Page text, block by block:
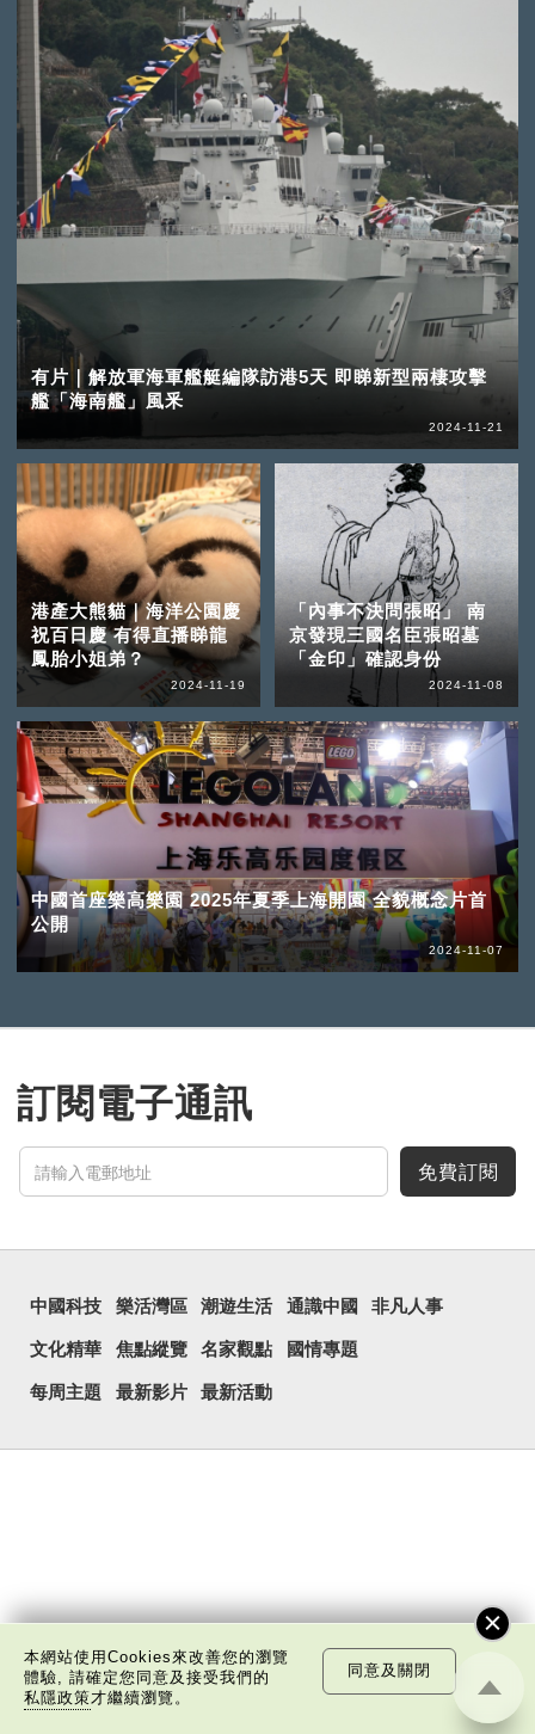
有片｜解放軍海軍艦艇編隊訪港5天 即睇新型兩棲攻擊
艦「海南艦」風釆
2024-11-21
港產大熊貓｜海洋公園慶
祝百日慶 有得直播睇龍
鳳胎小姐弟？
2024-11-19
「內事不決問張昭」 南
京發現三國名臣張昭墓
「金印」確認身份
2024-11-08
中國首座樂高樂園 2025年夏季上海開園 全貌概念片首
公開
2024-11-07
訂閱電子通訊
免費訂閱
中國科技 樂活灣區 潮遊生活 通識中國 非凡人事
文化精華 焦點縱覽 名家觀點 國情專題
每周主題 最新影片 最新活動
本網站使用Cookies來改善您的瀏覽
體驗, 請確定您同意及接受我們的
私隱政策才繼續瀏覽。
同意及關閉